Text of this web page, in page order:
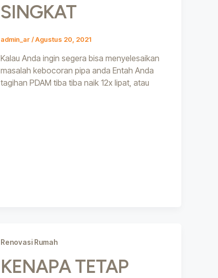
SINGKAT
admin_ar/Agustus 20, 2021
Kalau Anda ingin segera bisa menyelesaikan
masalah kebocoran pipa anda Entah Anda
tagihan PDAM tiba tiba naik 12x lipat, atau
Renovasi Rumah
KENAPA TETAP